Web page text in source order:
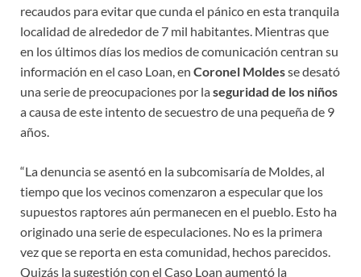
recaudos para evitar que cunda el pánico en esta tranquila
localidad de alrededor de 7 mil habitantes. Mientras que
en los últimos días los medios de comunicación centran su
información en el caso Loan, en Coronel Moldesse desató
una serie de preocupaciones por laseguridad de los niños
a causa de este intento de secuestro de una pequeña de 9
años.
“La denuncia se asentó en la subcomisaría de Moldes, al
tiempo que los vecinos comenzaron a especular que los
supuestos raptores aún permanecen en el pueblo. Esto ha
originado una serie de especulaciones. No es la primera
vez que se reporta en esta comunidad, hechos parecidos.
Quizás la sugestión con el Caso Loan aumentó la